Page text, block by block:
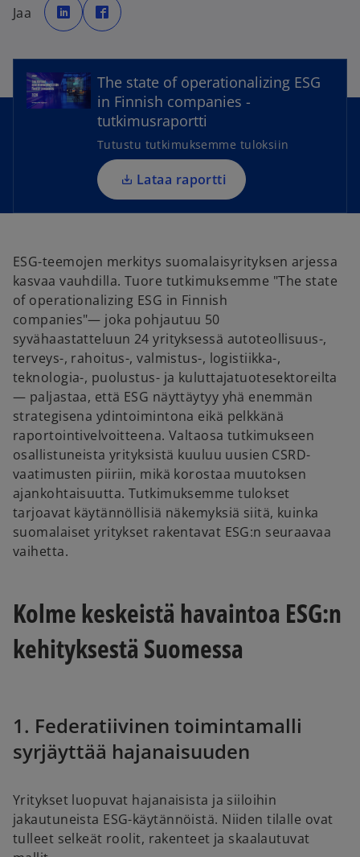
Jaa p
e
n
a
n
e
w
t
a
p
e
a
e
w
t
a
b
The state of operationalizing ESG
in Finnish companies -
tutkimusraportti
Tutustu tutkimuksemme tuloksiin
Lataa raportti
p
e
n
s
i
n
a
n
e
t
a
b
ESG-teemojen merkitys suomalaisyrityksen arjessa
kasvaa vauhdilla. Tuore tutkimuksemme "The state
of operationalizing ESG in Finnish
companies"— joka pohjautuu 50
syvähaastatteluun 24 yrityksessä autoteollisuus-,
terveys-, rahoitus-, valmistus-, logistiikka-,
teknologia-, puolustus- ja kuluttajatuotesektoreilta
— paljastaa, että ESG näyttäytyy yhä enemmän
strategisena ydintoimintona eikä pelkkänä
raportointivelvoitteena. Valtaosa tutkimukseen
osallistuneista yrityksistä kuuluu uusien CSRD-
vaatimusten piiriin, mikä korostaa muutoksen
ajankohtaisuutta. Tutkimuksemme tulokset
tarjoavat käytännöllisiä näkemyksiä siitä, kuinka
suomalaiset yritykset rakentavat ESG:n seuraavaa
vaihetta.
Kolme keskeistä havaintoa ESG:n
kehityksestä Suomessa
1. Federatiivinen toimintamalli
syrjäyttää hajanaisuuden
Yritykset luopuvat hajanaisista ja siiloihin
jakautuneista ESG-käytännöistä. Niiden tilalle ovat
tulleet selkeät roolit, rakenteet ja skaalautuvat